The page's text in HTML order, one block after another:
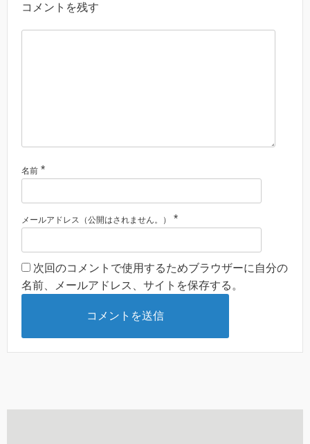
コメントを残す
名前 *
メールアドレス（公開はされません。） *
次回のコメントで使用するためブラウザーに自分の
名前、メールアドレス、サイトを保存する。